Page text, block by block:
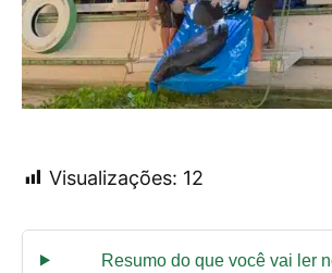
Visualizações: 12